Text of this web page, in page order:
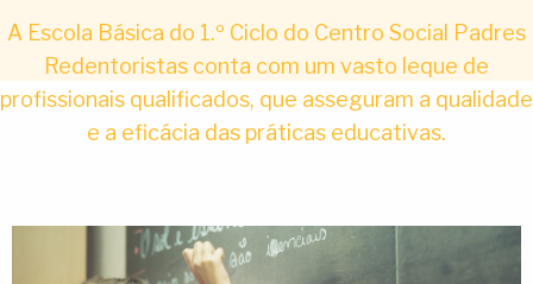
A Escola Básica do 1.º Ciclo do Centro Social Padres
Redentoristas conta com um vasto leque de
profissionais qualificados, que asseguram a qualidade
e a eficácia das práticas educativas.